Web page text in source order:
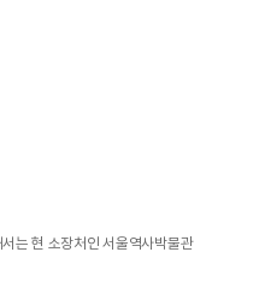
는 현 소장처인 서울역사박물관